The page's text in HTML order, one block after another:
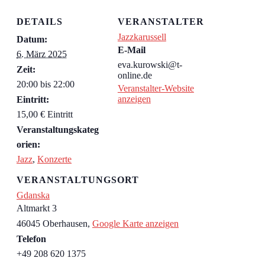
DETAILS
Datum:
6. März 2025
Zeit:
20:00 bis 22:00
Eintritt:
15,00 € Eintritt
Veranstaltungskateg
orien:
Jazz, Konzerte
VERANSTALTUNGSORT
Gdanska
Altmarkt 3
46045 Oberhausen, Google Karte anzeigen
Telefon
+49 208 620 1375
VERANSTALTER
Jazzkarussell
E-Mail
eva.kurowski@t-
online.de
Veranstalter-Website
anzeigen